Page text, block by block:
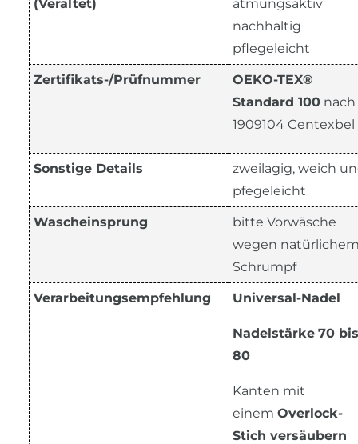
(Veraltet)
atmungsaktiv
nachhaltig
pflegeleicht
Zertifikats-/Prüfnummer
OEKO-TEX®
Standard 100 nach
1909104 Centexbel
Sonstige Details
zweilagig, weich
pfegeleicht
Wascheinsprung
bitte Vorwäsche
wegen
Schrumpf
Verarbeitungsempfehlung Universal-Nadel
Nadelstärke 70 bis
80
Kanten mit
einem Overlock-
Stich versäubern